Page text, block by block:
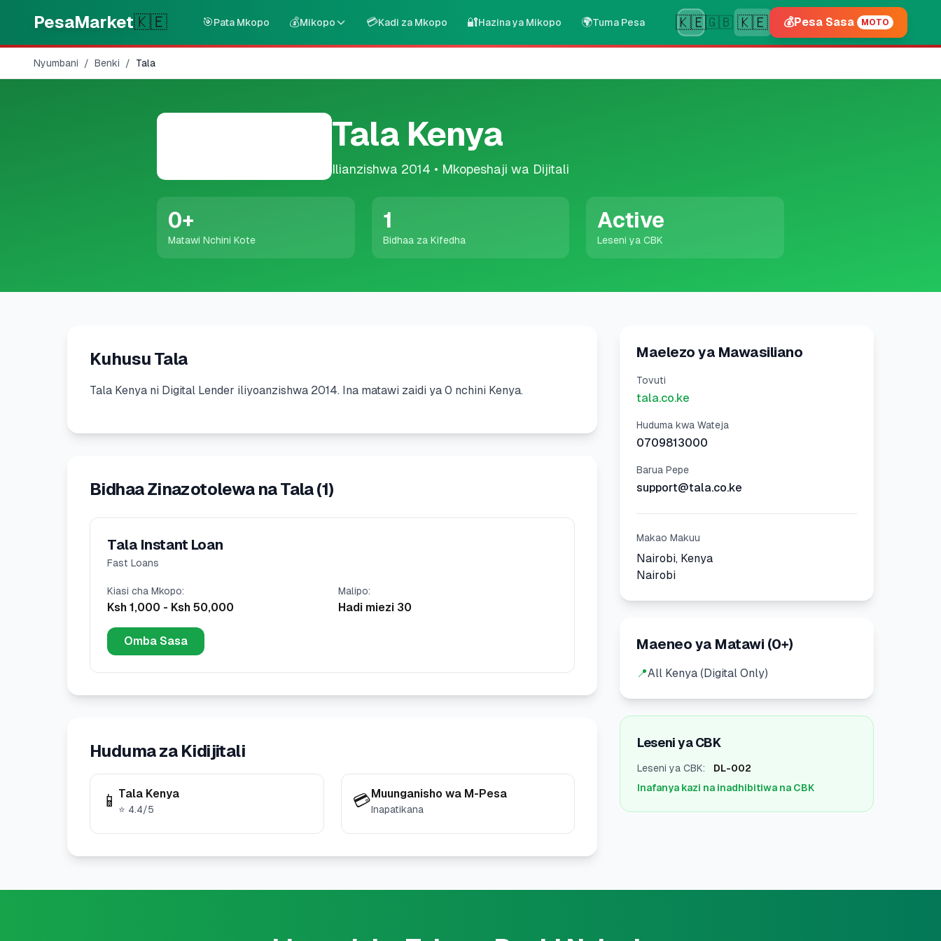
PesaMarket🇰🇪 🎯Pata Mkopo 💰Mikopo 💳Kadi za Mkopo 🔐Hazina ya Mikopo 🌍Tuma Pesa 🇰🇪🇬🇧 🇰🇪 💰Pesa Sasa MOTO
Nyumbani / Benki / Tala
Tala Kenya
Ilianzishwa 2014 • Mkopeshaji wa Dijitali
0+
Matawi Nchini Kote
1
Bidhaa za Kifedha
Active
Leseni ya CBK
Kuhusu Tala
Tala Kenya ni Digital Lender iliyoanzishwa 2014. Ina matawi zaidi ya 0 nchini Kenya.
Bidhaa Zinazotolewa na Tala(1)
Tala Instant Loan
Fast Loans
Kiasi cha Mkopo:
Ksh 1,000 - Ksh 50,000
Malipo:
Hadi miezi 30
Omba Sasa
Huduma za Kidijitali
📱 Tala Kenya
⭐ 4.4/5 💳Muunganisho wa M-Pesa
Inapatikana
Maelezo ya Mawasiliano
Tovuti
tala.co.ke
Huduma kwa Wateja
0709813000
Barua Pepe
support@tala.co.ke
Makao Makuu
Nairobi, Kenya
Nairobi
Maeneo ya Matawi (0+)
📍All Kenya (Digital Only)
Leseni ya CBK
Leseni ya CBK:
DL-002
Inafanya kazi na inadhibitiwa na CBK